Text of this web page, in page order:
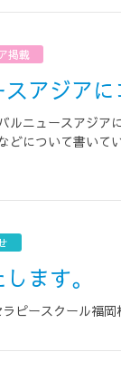
掲載
スアジア
ルニュースアジ
どについて書い
ます。
ピースクール福